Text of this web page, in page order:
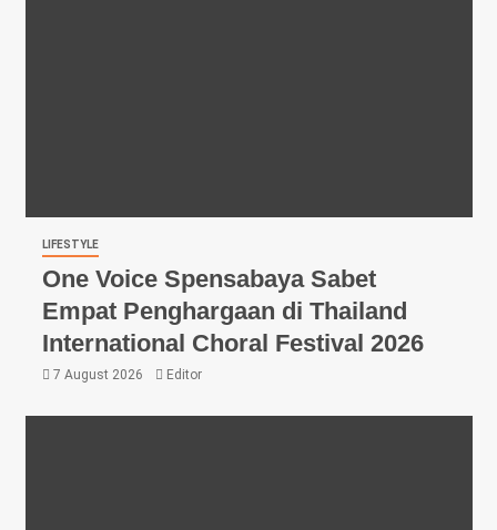
LIFESTYLE
One Voice Spensabaya Sabet
Empat Penghargaan di Thailand
International Choral Festival 2026
7 August 2026 Editor